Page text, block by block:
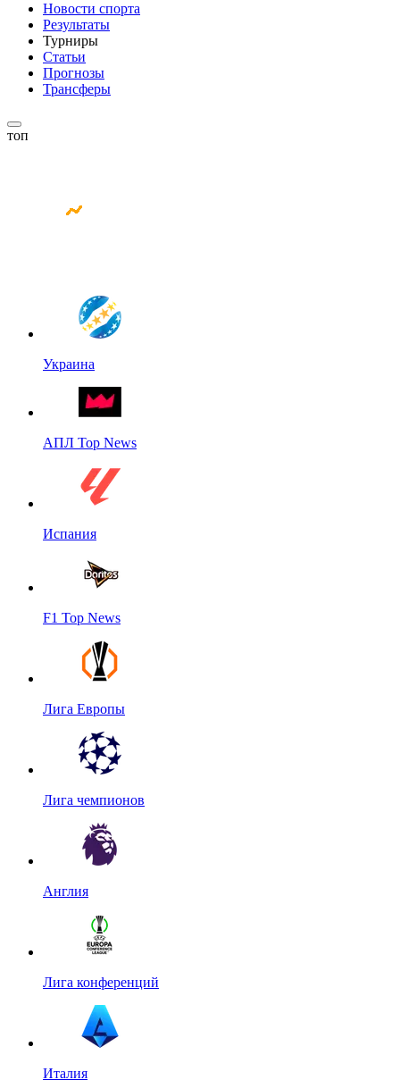
Новости спорта
Результаты
Турниры
Статьи
Прогнозы
Трансферы
топ
Украина
АПЛ Top News
Испания
F1 Top News
Лига Европы
Лига чемпионов
Англия
Лига конференций
Италия